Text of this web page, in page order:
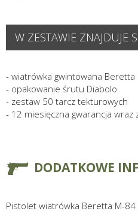
W ZESTAWIE ZNAJDUJE
- wiatrówka gwintowana Beretta
- opakowanie śrutu Diabolo
- zestaw 50 tarcz tekturowych
- 12 miesięczna gwarancja wraz
DODATKOWE
Pistolet wiatrówka Beretta M-84